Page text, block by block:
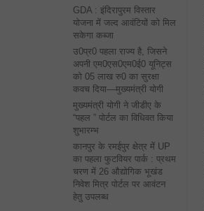
GDA : इंदिरापुरम विस्तार
योजना में जल्द आवंटियों को मिल
सकेगा कब्जा
उ0प्र0 पहला राज्य है, जिसने
अपनी एम0एस0एम0ई0 यूनिट्स
को 05 लाख रु0 का सुरक्षा
कवच दिया—मुख्यमंत्री योगी
मुख्यमंत्री योगी ने जीडीए के
“पहल ” पोर्टल का विधिवत किया
शुभारम्भ
कानपुर के रमईपुर क्षेत्र में UP
का पहला फुटवियर पार्क : प्रथम
चरण में 26 औद्योगिक भूखंड
निवेश मित्र पोर्टल पर आवंटन
हेतु उपलब्ध